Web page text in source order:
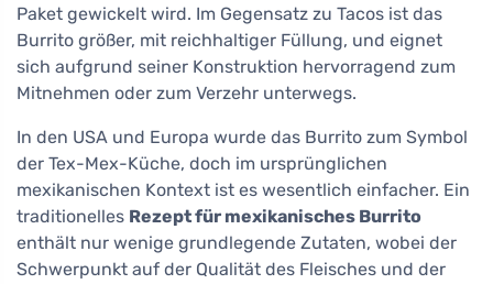
Paket gewickelt wird. Im Gegensatz zu Tacos ist das
Burrito größer, mit reichhaltiger Füllung, und eignet
sich aufgrund seiner Konstruktion hervorragend zum
Mitnehmen oder zum Verzehr unterwegs.
In den USA und Europa wurde das Burrito zum Symbol
der Tex-Mex-Küche, doch im ursprünglichen
mexikanischen Kontext ist es wesentlich einfacher. Ein
traditionelles Rezept für mexikanisches Burrito
enthält nur wenige grundlegende Zutaten, wobei der
Schwerpunkt auf der Qualität des Fleisches und der